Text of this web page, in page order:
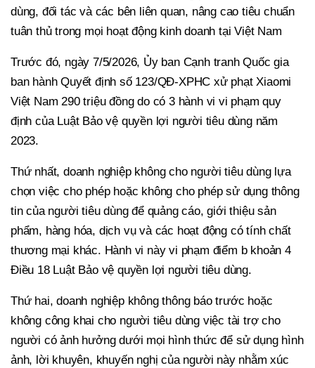
dùng, đối tác và các bên liên quan, nâng cao tiêu chuẩn
tuân thủ trong mọi hoạt động kinh doanh tại Việt Nam
Trước đó, ngày 7/5/2026, Ủy ban Cạnh tranh Quốc gia
ban hành Quyết định số 123/QĐ-XPHC xử phạt Xiaomi
Việt Nam 290 triệu đồng do có 3 hành vi vi phạm quy
định của Luật Bảo vệ quyền lợi người tiêu dùng năm
2023.
Thứ nhất, doanh nghiệp không cho người tiêu dùng lựa
chọn việc cho phép hoặc không cho phép sử dụng thông
tin của người tiêu dùng để quảng cáo, giới thiệu sản
phẩm, hàng hóa, dịch vụ và các hoạt động có tính chất
thương mại khác. Hành vi này vi phạm điểm b khoản 4
Điều 18 Luật Bảo vệ quyền lợi người tiêu dùng.
Thứ hai, doanh nghiệp không thông báo trước hoặc
không công khai cho người tiêu dùng việc tài trợ cho
người có ảnh hưởng dưới mọi hình thức để sử dụng hình
ảnh, lời khuyên, khuyến nghị của người này nhằm xúc